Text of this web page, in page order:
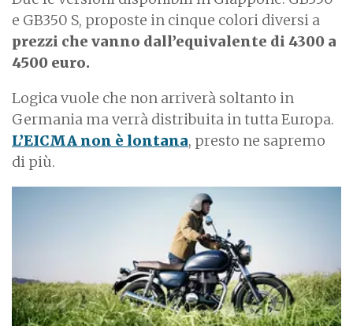
e GB350 S, proposte in cinque colori diversi a
prezzi che vanno dall’equivalente di 4300 a
4500 euro.
Logica vuole che non arriverà soltanto in
Germania ma verrà distribuita in tutta Europa.
L’EICMA non è lontana, presto ne sapremo
di più.
e